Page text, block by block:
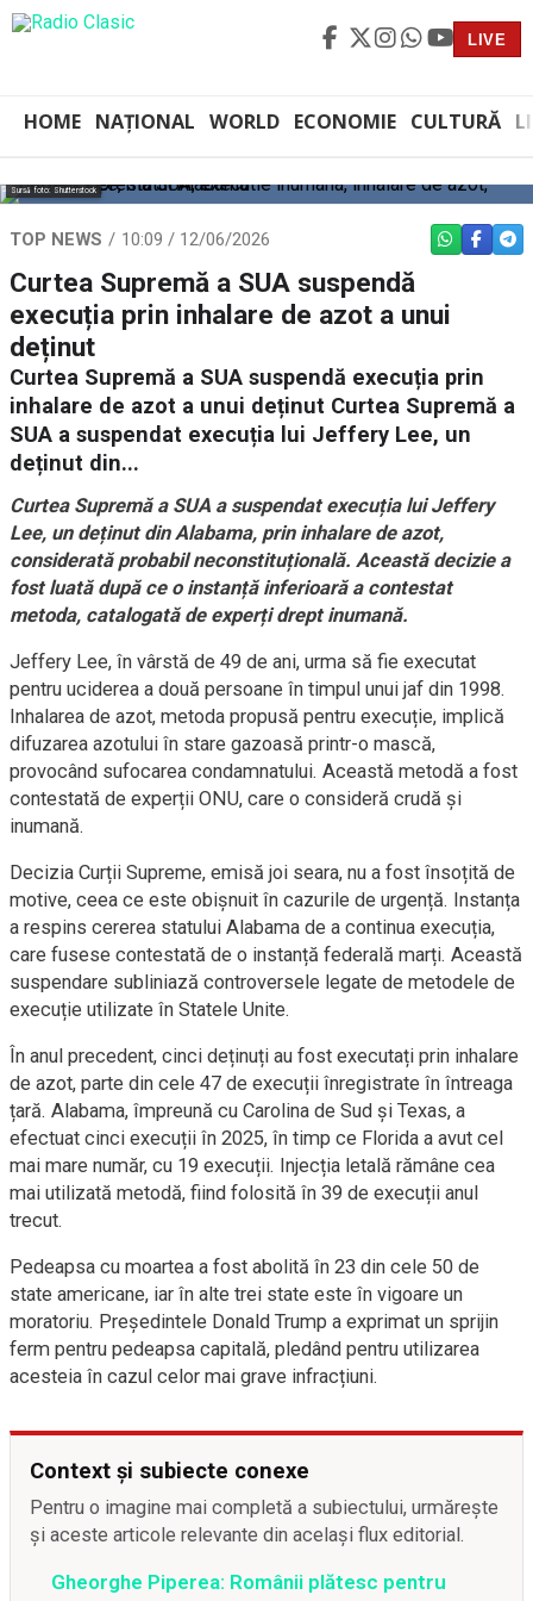
LIVE
HOME NAȚIONAL WORLD ECONOMIE CULTURĂ
Sursă foto: Shutterstock
TOP NEWS 10:09 / 12/06/2026 WHATSAPP
Curtea Supremă a SUA suspendă
execuția prin inhalare de azot a unui
deținut
Curtea Supremă a SUA suspendă execuția prin
inhalare de azot a unui deținut Curtea Supremă a
SUA a suspendat execuția lui Jeffery Lee, un
deținut din...
Curtea Supremă a SUA a suspendat execuția lui Jeffery
Lee, un deținut din Alabama, prin inhalare de azot,
considerată probabil neconstituțională. Această decizie a
fost luată după ce o instanță inferioară a contestat
metoda, catalogată de experți drept inumană.
Jeffery Lee, în vârstă de 49 de ani, urma să fie executat
pentru uciderea a două persoane în timpul unui jaf din 1998.
Inhalarea de azot, metoda propusă pentru execuție, implică
difuzarea azotului în stare gazoasă printr-o mască,
provocând sufocarea condamnatului. Această metodă a fost
contestată de experții ONU, care o consideră crudă și
inumană.
Decizia Curții Supreme, emisă joi seara, nu a fost însoțită de
motive, ceea ce este obișnuit în cazurile de urgență. Instanța
a respins cererea statului Alabama de a continua execuția,
care fusese contestată de o instanță federală marți. Această
suspendare subliniază controversele legate de metodele de
execuție utilizate în Statele Unite.
În anul precedent, cinci deținuți au fost executați prin inhalare
de azot, parte din cele 47 de execuții înregistrate în întreaga
țară. Alabama, împreună cu Carolina de Sud și Texas, a
efectuat cinci execuții în 2025, în timp ce Florida a avut cel
mai mare număr, cu 19 execuții. Injecția letală rămâne cea
mai utilizată metodă, fiind folosită în 39 de execuții anul
trecut.
Pedeapsa cu moartea a fost abolită în 23 din cele 50 de
state americane, iar în alte trei state este în vigoare un
moratoriu. Președintele Donald Trump a exprimat un sprijin
ferm pentru pedeapsa capitală, pledând pentru utilizarea
acesteia în cazul celor mai grave infracțiuni.
Context și subiecte conexe
Pentru o imagine mai completă a subiectului, urmărește
și aceste articole relevante din același flux editorial.
Gheorghe Piperea: Românii plătesc pentru